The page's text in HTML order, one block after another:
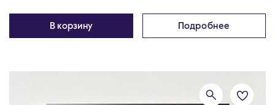
В корзину Подробнее